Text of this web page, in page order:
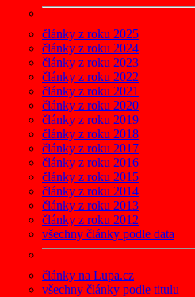
články z roku 2025
články z roku 2024
články z roku 2023
články z roku 2022
články z roku 2021
články z roku 2020
články z roku 2019
články z roku 2018
články z roku 2017
články z roku 2016
články z roku 2015
články z roku 2014
články z roku 2013
články z roku 2012
všechny články podle data
články na Lupa.cz
všechny články podle titulu